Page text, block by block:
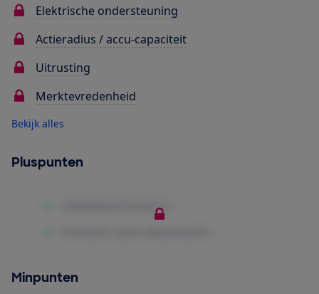
Elektrische ondersteuning
Actieradius / accu-capaciteit
Uitrusting
Merktevredenheid
Bekijk alles
Pluspunten
Minpunten